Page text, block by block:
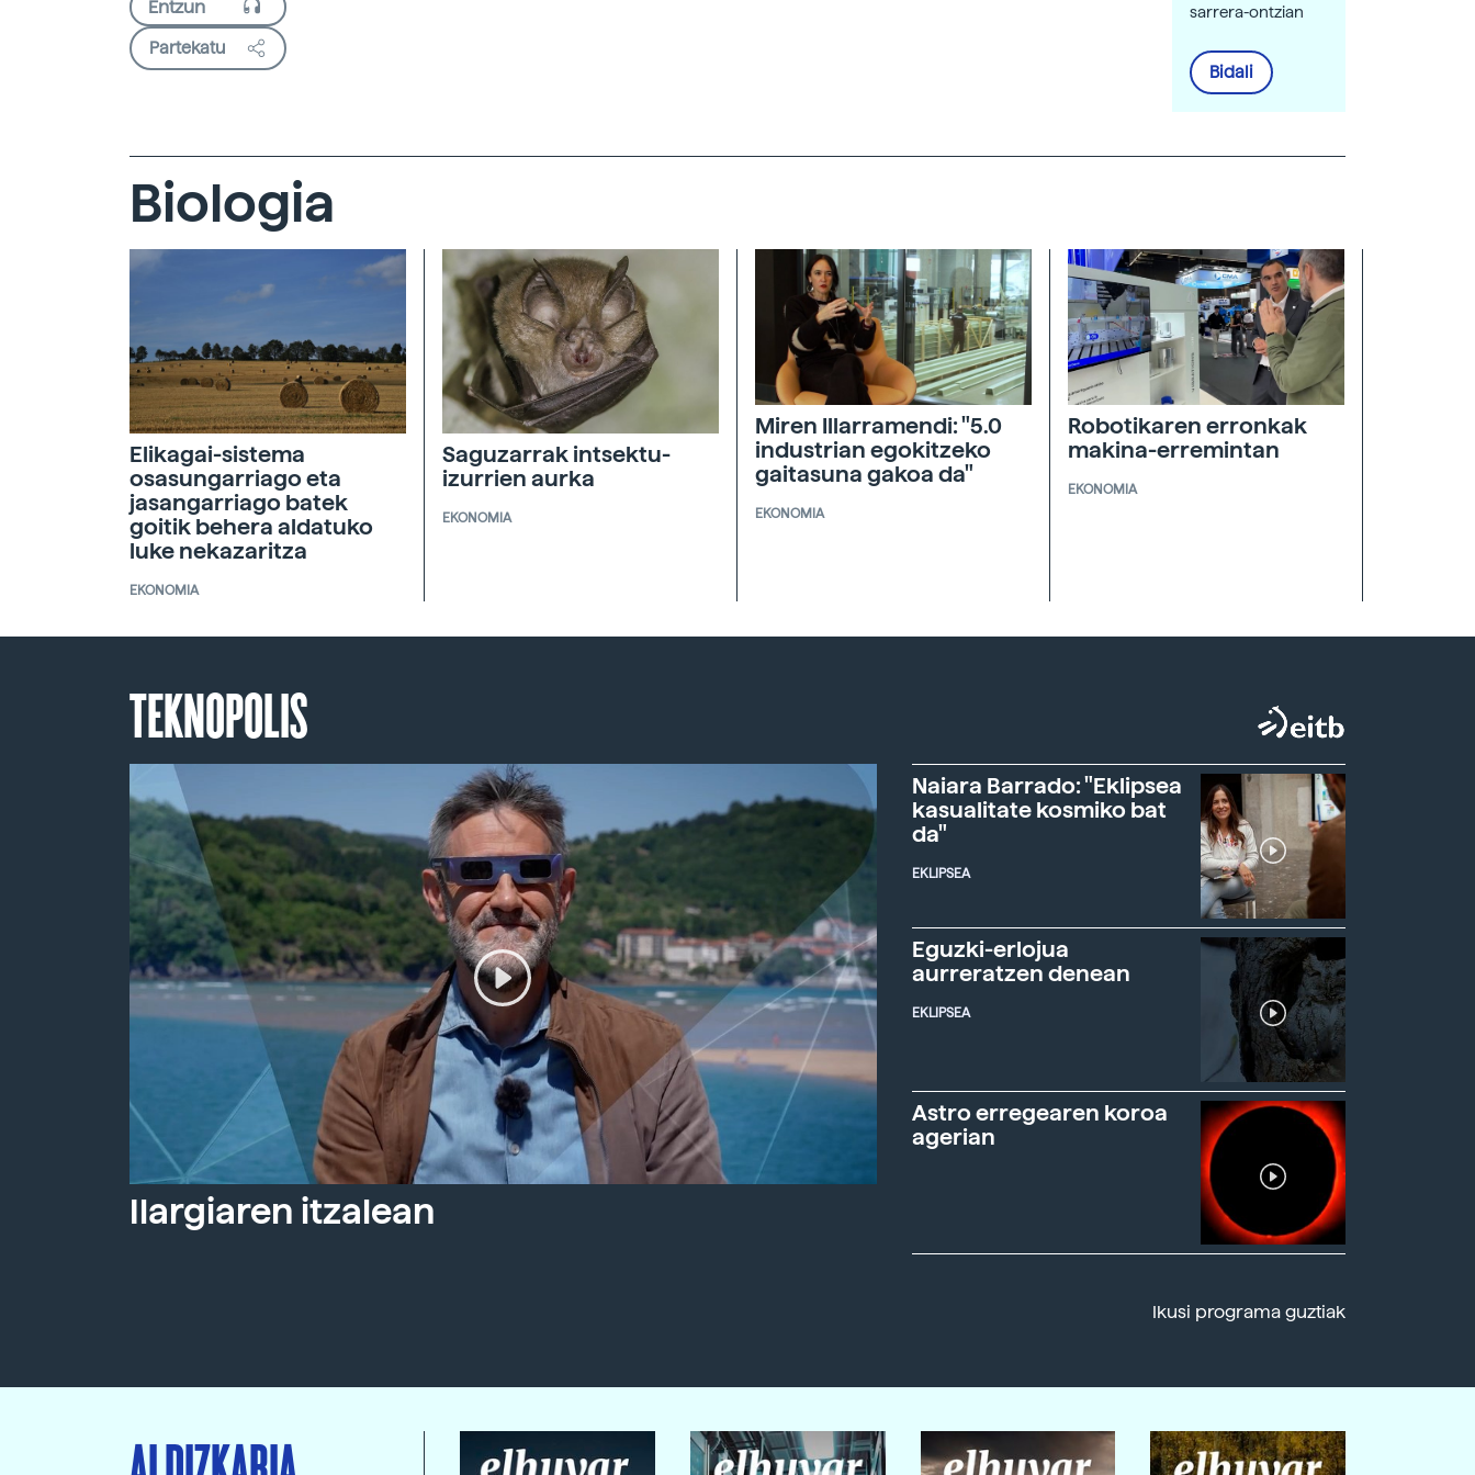
Partekatu
sarrera-ontzian
Bidali
Biologia
Elikagai-sistema
osasungarriago eta
jasangarriago batek
goitik behera aldatuko
luke nekazaritza
EKONOMIA
Saguzarrak intsektu-
izurrien aurka
EKONOMIA
Miren Illarramendi: "5.0
industrian egokitzeko
gaitasuna gakoa da"
EKONOMIA
Robotikaren erronkak
makina-erremintan
EKONOMIA
TEKNOPOLIS
Ilargiaren itzalean
Naiara Barrado: "Eklipsea
kasualitate kosmiko bat
da"
EKLIPSEA
Eguzki-erlojua
aurreratzen denean
EKLIPSEA
Astro erregearen koroa
agerian
Ikusi programa guztiak